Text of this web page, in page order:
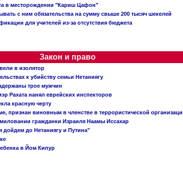
в месторождении "Кариш Цафон"
с ним обязательства на сумму свыше 200 тысяч шекелей
для учителей из-за отсутствия бюджета
Закон и право
в изолятор
к убийству семьи Нетаниягу
трое мужчин
Рахата нанял еврейских инспекторов
красную черту
признан виновным в членстве в террористической
гражданки Израиля Наамы Иссахар
до Нетаниягу и Путина"
в Йом Кипур